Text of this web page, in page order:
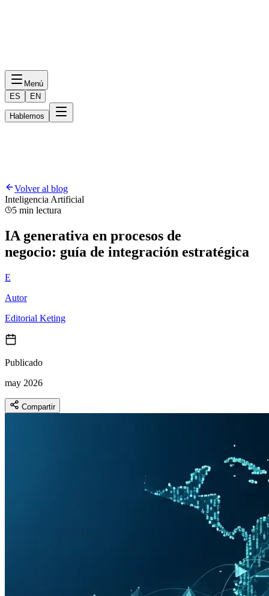
Menú
ES
EN
Hablemos
Volver al blog
Inteligencia Artificial
5 min lectura
IA generativa en procesos de
negocio: guía de integración estratégica
E
Autor
Editorial Keting
Publicado
may 2026
Compartir